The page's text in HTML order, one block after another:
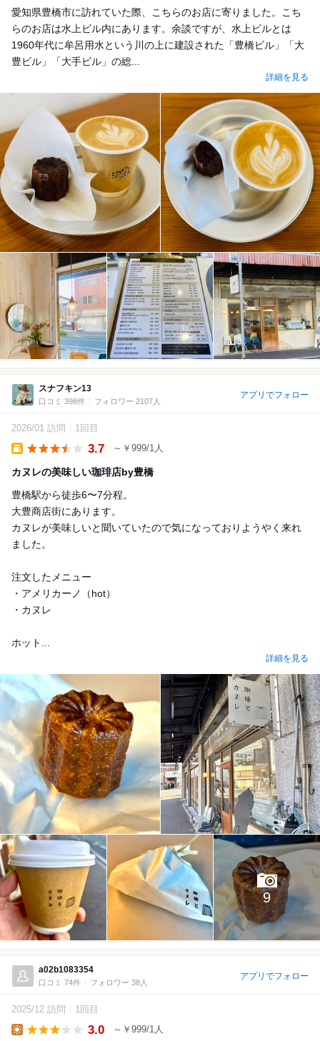
愛知県豊橋市に訪れていた際、こちらのお店に寄りました。こち
らのお店は水上ビル内にあります。余談ですが、水上ビルとは
1960年代に牟呂用水という川の上に建設された「豊橋ビル」「大
豊ビル」「大手ビル」の総...
詳細を見る
スナフキン13
口コミ 398件 フォロワー 2107人
アプリでフォロー
2026/01 訪問 1回目
3.7 ～￥999/1人
カヌレの美味しい珈琲店by豊橋
豊橋駅から徒歩6〜7分程。
大豊商店街にあります。
カヌレが美味しいと聞いていたので気になっておりようやく来れ
ました。
注文したメニュー
・アメリカーノ（hot）
・カヌレ
ホット...
詳細を見る
9
a02b1083354
口コミ 74件 フォロワー 38人
アプリでフォロー
2025/12 訪問 1回目
3.0 ～￥999/1人